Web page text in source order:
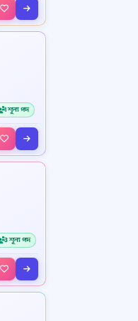
1 শূন্য পদ
3 শূন্য পদ